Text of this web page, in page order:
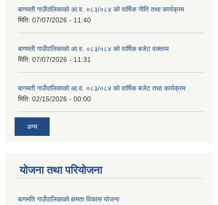
बागमती गाउँपालिकाको आ.व. ०८३/०८४ को वार्षिक नीति तथा कार्यक्रम
मिति: 07/07/2026 - 11:40
बागमती गाउँपालिकाको आ.व. ०८३/०८४ को वार्षिक बजेट वक्तव्य
मिति: 07/07/2026 - 11:31
बागमती गाउँपालिकाको आ.व. ०८३/०८४ को वार्षिक बजेट तथा कार्यक्रम
मिति: 02/15/2026 - 00:00
अन्य
योजना तथा परियोजना
बागमति गाउँपालिकाको क्षमता विकास योजना